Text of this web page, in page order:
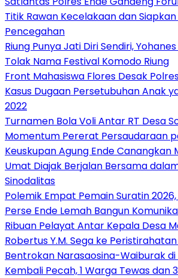
Titik Rawan Kecelakaan dan
Pencegahan
Riung Punya Jati Diri Sendiri,
Tolak Nama Festival Komodo Riung
Front Mahasiswa Flores Desak
Kasus Dugaan Persetubuhan Anak
2022
Turnamen Bola Voli Antar RT Desa
Momentum Pererat Persaudaraan
Keuskupan Agung Ende Canangkan
Umat Diajak Berjalan Bersama
Sinodalitas
Polemik Empat Pemain Suratin
Perse Ende Lemah Bangun
Ribuan Pelayat Antar Kepala Desa
Robertus Y.M. Sega ke
Bentrokan Narasaosina-Waiburak di
Kembali Pecah, 1 Warga Tewas dan